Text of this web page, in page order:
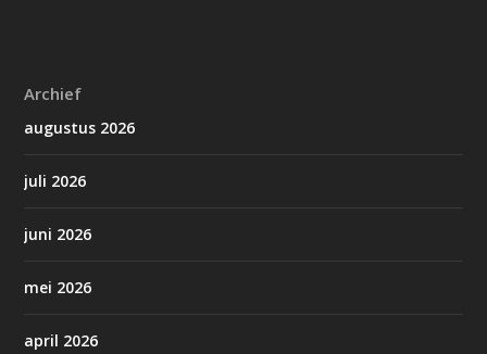
Archief
augustus 2026
juli 2026
juni 2026
mei 2026
april 2026